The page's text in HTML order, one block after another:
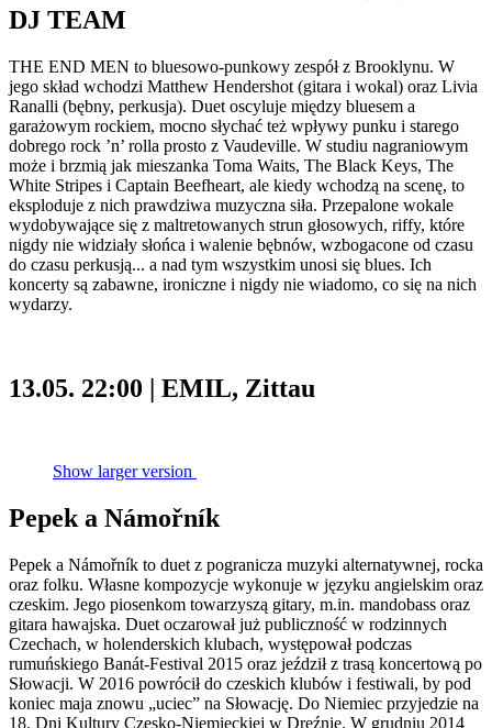
DJ TEAM
THE END MEN to bluesowo-punkowy zespół z Brooklynu. W
jego skład wchodzi Matthew Hendershot (gitara i wokal) oraz Livia
Ranalli (bębny, perkusja). Duet oscyluje między bluesem a
garażowym rockiem, mocno słychać też wpływy punku i starego
dobrego rock ’n’ rolla prosto z Vaudeville. W studiu nagraniowym
może i brzmią jak mieszanka Toma Waits, The Black Keys, The
White Stripes i Captain Beefheart, ale kiedy wchodzą na scenę, to
eksploduje z nich prawdziwa muzyczna siła. Przepalone wokale
wydobywające się z maltretowanych strun głosowych, riffy, które
nigdy nie widziały słońca i walenie bębnów, wzbogacone od czasu
do czasu perkusją... a nad tym wszystkim unosi się blues. Ich
koncerty są zabawne, ironiczne i nigdy nie wiadomo, co się na nich
wydarzy.
13.05. 22:00 | EMIL, Zittau
Show larger version
Pepek a Námořník
Pepek a Námořník to duet z pogranicza muzyki alternatywnej, rocka
oraz folku. Własne kompozycje wykonuje w języku angielskim oraz
czeskim. Jego piosenkom towarzyszą gitary, m.in. mandobass oraz
gitara hawajska. Duet oczarował już publiczność w rodzinnych
Czechach, w holenderskich klubach, występował podczas
rumuńskiego Banát-Festival 2015 oraz jeździł z trasą koncertową po
Słowacji. W 2016 powrócił do czeskich klubów i festiwali, by pod
koniec maja znowu „uciec” na Słowację. Do Niemiec przyjedzie na
18. Dni Kultury Czesko-Niemieckiej w Dreźnie. W grudniu 2014